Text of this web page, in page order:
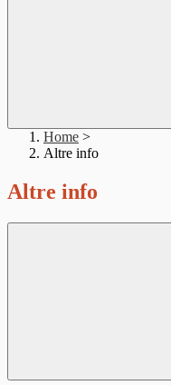
Home >
Altre info
Altre info